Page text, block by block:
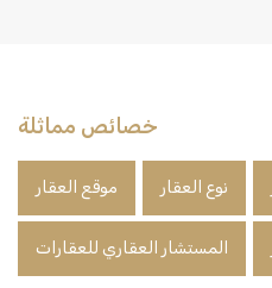
خصائص مماثلة
نوع العقار موقع العقار
المستشار العقاري للعقارات